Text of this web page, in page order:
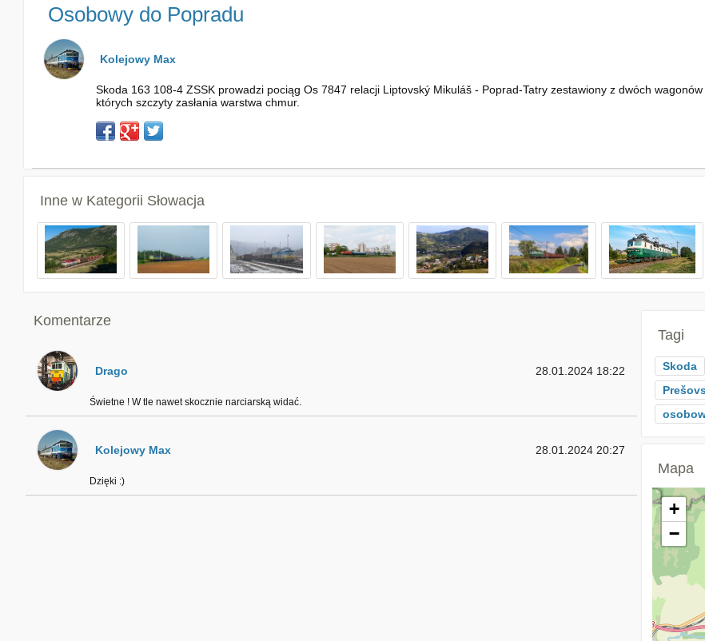
Osobowy do Popradu
Kolejowy Max
Skoda 163 108-4 ZSSK prowadzi pociąg Os 7847 relacji Liptovský Mikuláš - Poprad-Tatry zestawiony z dwóch
których szczyty zasłania warstwa chmur.
Inne w Kategorii Słowacja
Komentarze
Drago 28.01.2024 18:22
Świetne ! W tle nawet skocznie narciarską widać.
Kolejowy Max 28.01.2024 20:27
Dzięki :)
Tagi
Skoda
Mapa
+
−